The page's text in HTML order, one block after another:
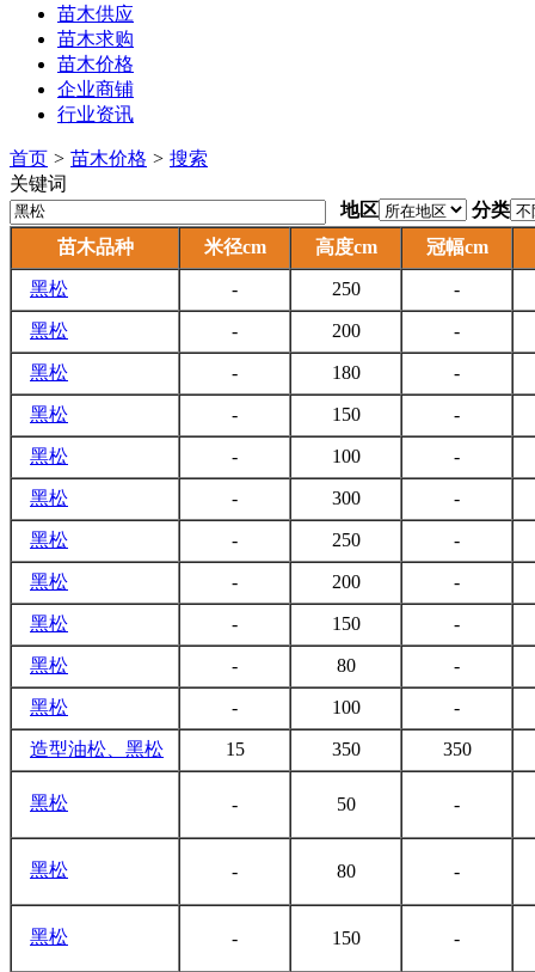
苗木供应
苗木求购
苗木价格
企业商铺
行业资讯
首页 > 苗木价格 > 搜索
关键词
地区
分类
苗木品种
米径cm 高度cm 冠幅cm
黑松 - 250 -
黑松 - 200 -
黑松 - 180 -
黑松 - 150 -
黑松 - 100 -
黑松 - 300 -
黑松 - 250 -
黑松 - 200 -
黑松 - 150 -
黑松 - 80 -
黑松 - 100 -
造型油松、 黑松 15 350 350
黑松 - 50 -
黑松 - 80 -
黑松 - 150 -